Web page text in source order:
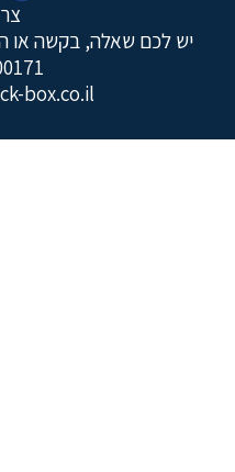
יש לכם שאלה, בקשה או
box.co.il